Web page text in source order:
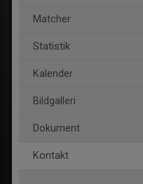
Matcher
Statistik
Kalender
Bildgalleri
Dokument
Kontakt